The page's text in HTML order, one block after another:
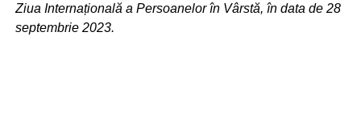
Ziua Internațională a Persoanelor în Vârstă, în data de 28
septembrie 2023.